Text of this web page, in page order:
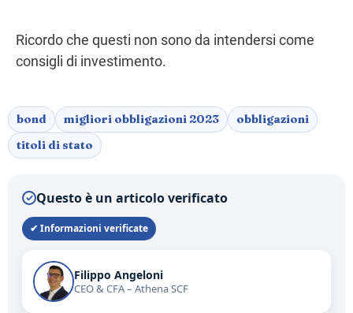
Ricordo che questi non sono da intendersi come
consigli di investimento.
bond migliori obbligazioni 2023
obbligazioni
titoli di stato
✓ Questo è un articolo verificato
✔ Informazioni verificate
Filippo Angeloni
CEO & CFA – Athena SCF